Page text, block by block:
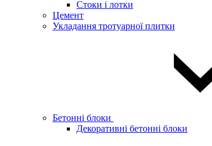
Стоки і лотки
Цемент
Укладання тротуарної плитки
Бетонні блоки
Декоративні бетонні блоки